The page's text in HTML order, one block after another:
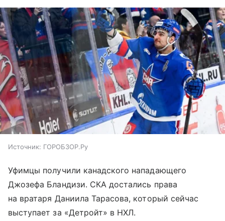
Источник: ГОРОБЗОР.Ру
Уфимцы получили канадского нападающего
Джозефа Бландизи. СКА достались права
на вратаря Даниила Тарасова, который сейчас
выступает за «Детройт» в НХЛ.